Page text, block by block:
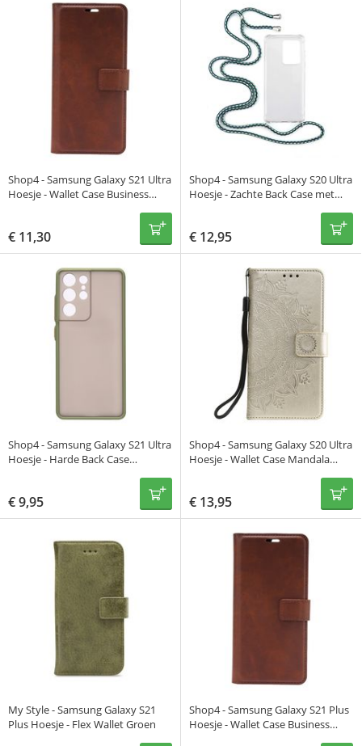
Shop4 - Samsung Galaxy S21 Ultra
Hoesje - Wallet Case Business
€ 11,30
Shop4 - Samsung Galaxy S20 Ultra
Hoesje - Zachte Back Case met
€ 12,95
Shop4 - Samsung Galaxy S21 Ultra
Hoesje - Harde Back Case
€9,95
Shop4 - Samsung Galaxy S20 Ultra
Hoesje - Wallet Case Mandala
€ 13,95
My Style - Samsung Galaxy S21
Plus Hoesje - Flex Wallet Groen
Shop4 - Samsung Galaxy S21 Plus
Hoesje - Wallet Case Business